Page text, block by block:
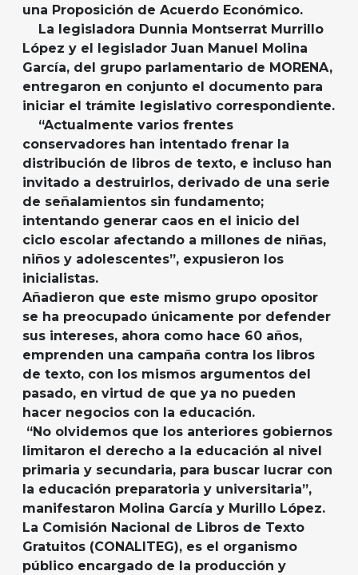
una Proposición de Acuerdo Económico.
La legisladora Dunnia Montserrat Murrillo
López y el legislador Juan Manuel Molina
García, del grupo parlamentario de MORENA,
entregaron en conjunto el documento para
iniciar el trámite legislativo correspondiente.
“Actualmente varios frentes
conservadores han intentado frenar la
distribución de libros de texto, e incluso han
invitado a destruirlos, derivado de una serie
de señalamientos sin fundamento;
intentando generar caos en el inicio del
ciclo escolar afectando a millones de niñas,
niños y adolescentes”, expusieron los
inicialistas.
Añadieron que este mismo grupo opositor
se ha preocupado únicamente por defender
sus intereses, ahora como hace 60 años,
emprenden una campaña contra los libros
de texto, con los mismos argumentos del
pasado, en virtud de que ya no pueden
hacer negocios con la educación.
“No olvidemos que los anteriores gobiernos
limitaron el derecho a la educación al nivel
primaria y secundaria, para buscar lucrar con
la educación preparatoria y universitaria”,
manifestaron Molina García y Murillo López.
La Comisión Nacional de Libros de Texto
Gratuitos (CONALITEG), es el organismo
público encargado de la producción y